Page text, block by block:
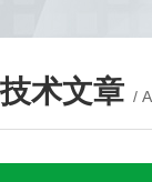
技术文章 /